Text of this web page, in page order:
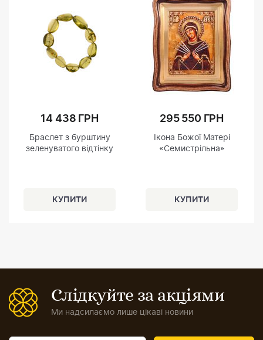
14 438 ГРН
Браслет з бурштину
зеленуватого відтінку
295 550 ГРН
Ікона Божої Матері
«Семистрільна»
Слідкуйте за акціями
Ми надсилаємо лише цікаві новини